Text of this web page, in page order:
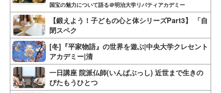
国宝の魅力について語る＠明治大学リバティアカデミー
【鍛えよう！子どもの心と体シリーズPart3】 「自
閉スペク
[冬]『平家物語』の世界を遊ぶ|中央大学クレセント
アカデミー|清
一日講座 院派仏師(いんぱぶっし) 近世まで生きの
びたもうひとつ